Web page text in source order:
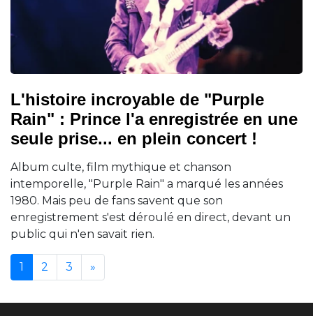
L'histoire incroyable de "Purple
Rain" : Prince l'a enregistrée en une
seule prise... en plein concert !
Album culte, film mythique et chanson
intemporelle, "Purple Rain" a marqué les années
1980. Mais peu de fans savent que son
enregistrement s'est déroulé en direct, devant un
public qui n'en savait rien.
1 (current)
2 3 »